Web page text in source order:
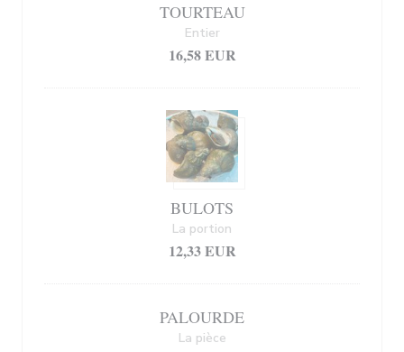
TOURTEAU
16,58 EUR
Entier
BULOTS
12,33 EUR
La portion
PALOURDE
La pièce